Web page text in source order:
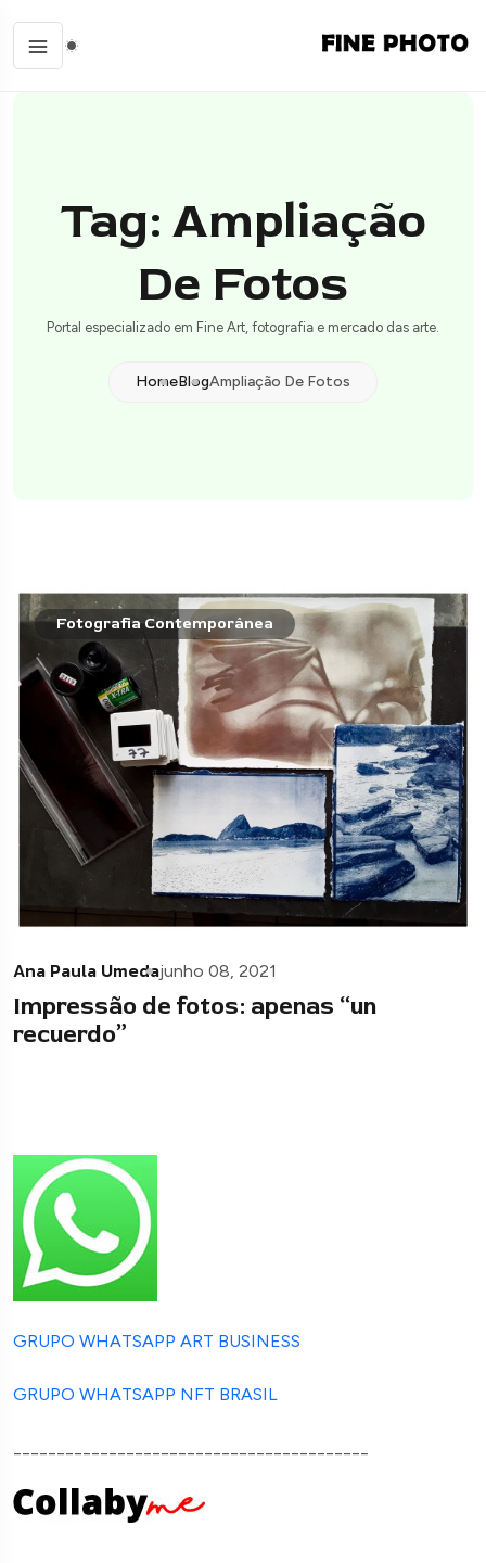
Tag: Ampliação
De Fotos
Portal especializado em Fine Art, fotografia e mercado das arte.
HomeBlogAmpliação De Fotos
Fotografia Contemporânea
Ana Paula Umedajunho 08, 2021
Impressão de fotos: apenas “un
recuerdo”
GRUPO WHATSAPP ART BUSINESS
GRUPO WHATSAPP NFT BRASIL